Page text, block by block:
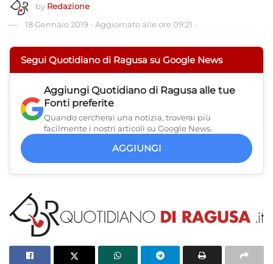
by Redazione
18 Gennaio 2019 - Aggiornato alle ore 09:21 -
Segui Quotidiano di Ragusa su Google News
Aggiungi Quotidiano di Ragusa alle tue
Fonti preferite
Quando cercherai una notizia, troverai più
facilmente i nostri articoli su Google News.
AGGIUNGI